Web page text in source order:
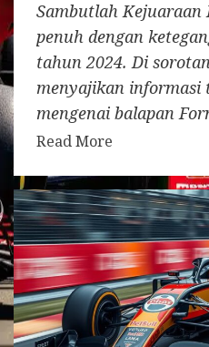
Sambutlah
penuh dengan
tahun 2024. Di
menyajikan informasi
mengenai balapan
Read More